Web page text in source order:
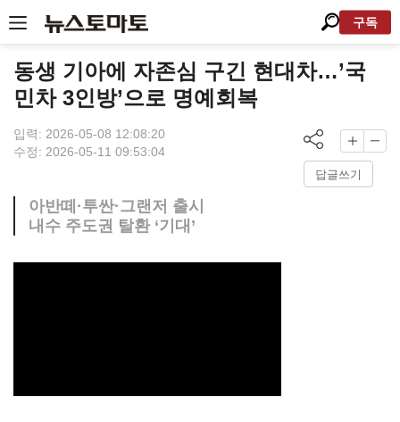
구독
동생 기아에 자존심 구긴 현대차…’국
민차 3인방’으로 명예회복
입력: 2026-05-08 12:08:20
수정: 2026-05-11 09:53:04
답글쓰기
아반떼·투싼·그랜저 출시
내수 주도권 탈환 ‘기대’